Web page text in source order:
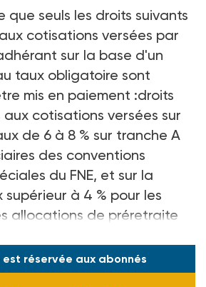
que seuls les droits suivants
cotisations versées par
sur la base d'un
taux obligatoire sont
mis en paiement :droits
cotisations versées sur
de 6 à 8 % sur tranche A
des conventions
du FNE, et sur la
à 4 % pour les
allocations de préretraite
est réservée aux abonnés